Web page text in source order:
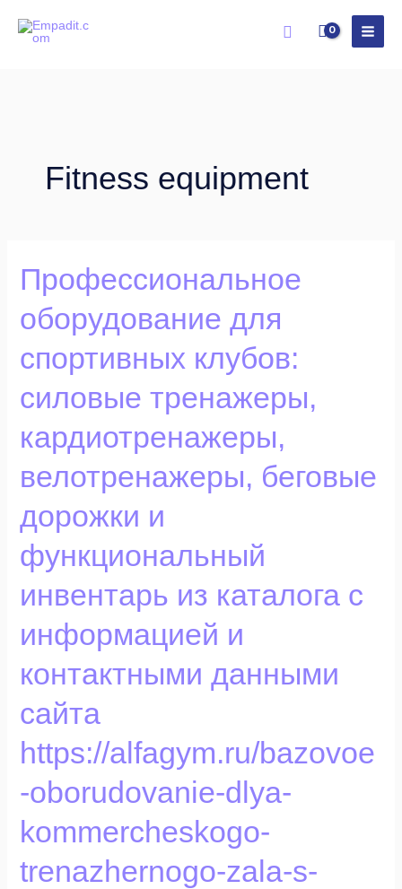
Search
Fitness equipment
Профессиональное
оборудование для
спортивных клубов:
силовые тренажеры,
кардиотренажеры,
велотренажеры, беговые
дорожки и
функциональный
инвентарь из каталога с
информацией и
контактными данными
сайта
https://alfagym.ru/bazovoe
-oborudovanie-dlya-
kommercheskogo-
trenazhernogo-zala-s-
Профессиональное
оборудование
для
спортивных
клубов:
тренажеры,
велотренажеры,
беговые
и
инвентарь
каталога
с
информацией
и
данными
сайта
https://alfagym.ru/bazovoe-
oborudovanie-
dlya-
kommercheskogo-
zala-